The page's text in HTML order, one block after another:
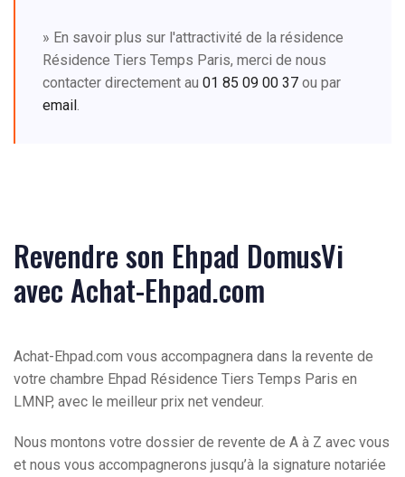
» En savoir plus sur l'attractivité de la résidence
Résidence Tiers Temps Paris, merci de nous
contacter directement au 01 85 09 00 37 ou par
email
Revendre son Ehpad DomusVi
avec Achat-Ehpad.com
Achat-Ehpad.com vous accompagnera dans la revente de
votre chambre Ehpad Résidence Tiers Temps Paris en
LMNP, avec le meilleur prix net vendeur.
Nous montons votre dossier de revente de A à Z avec vous
et nous vous accompagnerons jusqu’à la signature notariée